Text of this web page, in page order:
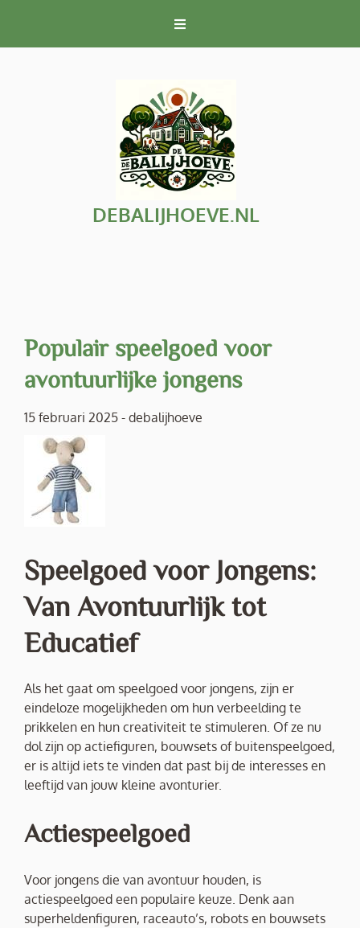
inhoud
DEBALIJHOEVE.NL
Populair speelgoed voor
avontuurlijke jongens
15 februari 2025 - debalijhoeve
Speelgoed voor Jongens:
Van Avontuurlijk tot
Educatief
Als het gaat om speelgoed voor jongens, zijn er
eindeloze mogelijkheden om hun verbeelding te
prikkelen en hun creativiteit te stimuleren. Of ze nu
dol zijn op actiefiguren, bouwsets of buitenspeelgoed,
er is altijd iets te vinden dat past bij de interesses en
leeftijd van jouw kleine avonturier.
Actiespeelgoed
Voor jongens die van avontuur houden, is
actiespeelgoed een populaire keuze. Denk aan
superheldenfiguren, raceauto’s, robots en bouwsets